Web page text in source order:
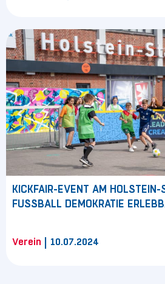
KICKFAIR-EVENT AM HOLSTEIN-
FUSSBALL DEMOKRATIE
Verein 10.07.2024